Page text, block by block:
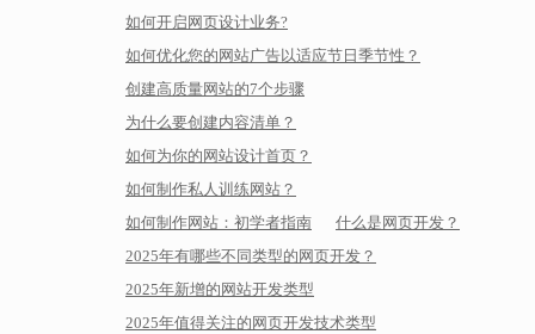
如何开启网页设计业务?
如何优化您的网站广告以适应节日季节性？
创建高质量网站的7个步骤
为什么要创建内容清单？
如何为你的网站设计首页？
如何制作私人训练网站？
如何制作网站：初学者指南
什么是网页开发？
2025年有哪些不同类型的网页开发？
2025年新增的网站开发类型
2025年值得关注的网页开发技术类型